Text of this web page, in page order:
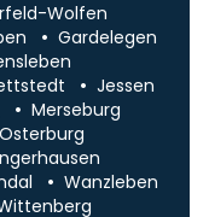
Wolfen
Gardelegen
Jessen
Merseburg
Osterburg
Wanzleben